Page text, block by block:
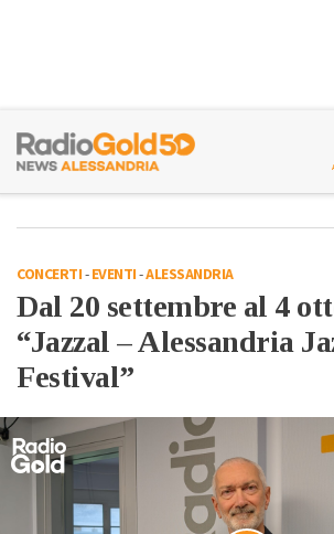
CONCERTI-EVENTI-ALESSANDRIA
Dal 20 settembre al 4
“Jazzal – Alessandria
Festival”